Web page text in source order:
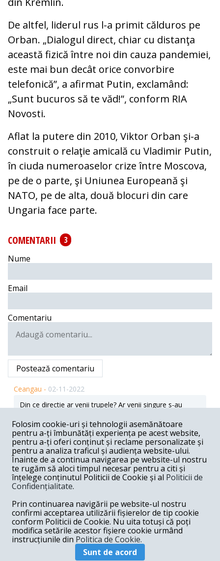
De altfel, liderul rus l-a primit călduros pe
Orban. „Dialogul direct, chiar cu distanţa
această fizică între noi din cauza pandemiei,
este mai bun decât orice convorbire
telefonică”, a afirmat Putin, exclamând:
„Sunt bucuros să te văd!”, conform RIA
Novosti.
Aflat la putere din 2010, Viktor Orban şi-a
construit o relaţie amicală cu Vladimir Putin,
în ciuda numeroaselor crize între Moscova,
pe de o parte, şi Uniunea Europeană şi
NATO, pe de alta, două blocuri din care
Ungaria face parte.
COMENTARII
3
Nume
Email
Comentariu
Postează comentariu
Ceangau - 02-11-2022
Din ce directie ar venii trupele? Ar venii singure s-au
armele impotriva americanilor?
Răspunde
Ceangau -02-11-2022
Sa nu uitam un mic amanunt. La aceasi masa alba
foarte lunga, a stat si Emanuel Macron. Exact in acelasi
loc in care a stat si Orban Viktor.
Răspunde
Doru Tascau -02-10-2022
Dar rusești? Trupe rusești acceptați?
Folosim cookie-uri și tehnologii asemănătoare
pentru a-ți îmbunătăți experiența pe acest website,
pentru a-ți oferi conținut și reclame personalizate și
pentru a analiza traficul și audiența website-ului.
Înainte de a continua navigarea pe website-ul nostru
te rugăm să aloci timpul necesar pentru a citi și
înțelege conținutul Politicii de Cookie și al Politicii de
Confidențialitate.
Prin continuarea navigării pe website-ul nostru
confirmi acceptarea utilizării fișierelor de tip cookie
conform Politicii de Cookie. Nu uita totuși că poți
modifica setările acestor fișiere cookie urmând
instrucțiunile din Politica de Cookie.
Sunt de acord